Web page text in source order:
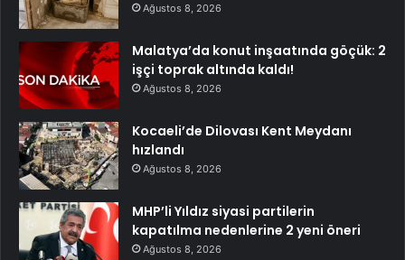
Ağustos 8, 2026
Malatya’da konut inşaatında göçük: 2
işçi toprak altında kaldı!
Ağustos 8, 2026
Kocaeli’de Dilovası Kent Meydanı
hızlandı
Ağustos 8, 2026
MHP’li Yıldız siyasi partilerin
kapatılma nedenlerine 2 yeni öneri
Ağustos 8, 2026